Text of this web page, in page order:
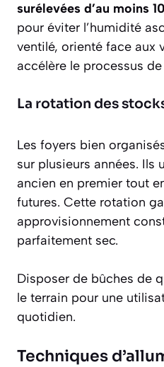
surélevées d’au moins
pour éviter l’humidité
ventilé, orienté face aux
accélère le processus de
La rotation des
Les foyers bien
sur plusieurs années. Ils
ancien en premier tout
futures. Cette rotation
approvisionnement
parfaitement sec.
Disposer de bûches de
le terrain pour une
quotidien.
Techniques